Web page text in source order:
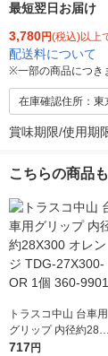
最短翌日お届け
3,780円(税込)以上
配送料について
※一部の商品につき
在庫確認住所：東
賞味期限/使用期
こちらの商品
トラスコ中山 台車用
グリップ 内径約28X3
00 オレンジ TDG-27X
717円